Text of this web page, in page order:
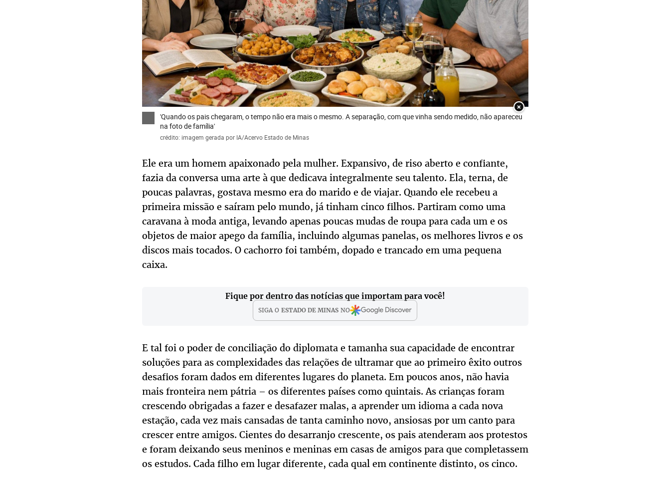
×
'Quando os pais chegaram, o tempo não era mais o mesmo. A separação, com que vinha sendo medido, não apareceu
na foto de família'
crédito: imagem gerada por IA/Acervo Estado de Minas
Ele era um homem apaixonado pela mulher. Expansivo, de riso aberto e confiante,
fazia da conversa uma arte à que dedicava integralmente seu talento. Ela, terna, de
poucas palavras, gostava mesmo era do marido e de viajar. Quando ele recebeu a
primeira missão e saíram pelo mundo, já tinham cinco filhos. Partiram como uma
caravana à moda antiga, levando apenas poucas mudas de roupa para cada um e os
objetos de maior apego da família, incluindo algumas panelas, os melhores livros e os
discos mais tocados. O cachorro foi também, dopado e trancado em uma pequena
caixa.
Fique por dentro das notícias que importam para você!
SIGA O ESTADO DE MINAS NO
E tal foi o poder de conciliação do diplomata e tamanha sua capacidade de encontrar
soluções para as complexidades das relações de ultramar que ao primeiro êxito outros
desafios foram dados em diferentes lugares do planeta. Em poucos anos, não havia
mais fronteira nem pátria – os diferentes países como quintais. As crianças foram
crescendo obrigadas a fazer e desafazer malas, a aprender um idioma a cada nova
estação, cada vez mais cansadas de tanta caminho novo, ansiosas por um canto para
crescer entre amigos. Cientes do desarranjo crescente, os pais atenderam aos protestos
e foram deixando seus meninos e meninas em casas de amigos para que completassem
os estudos. Cada filho em lugar diferente, cada qual em continente distinto, os cinco.